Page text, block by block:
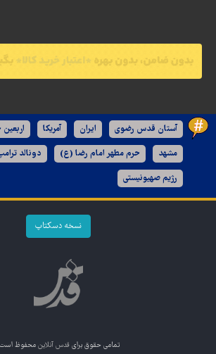
آستان قدس رضوی ایران آمریکا
مشهد حرم مطهر امام رضا (ع) دونالد
رژیم صهیونیستی
نسخه دسکتاپ
تمامی حقوق برای قدس آنلاین محفوظ